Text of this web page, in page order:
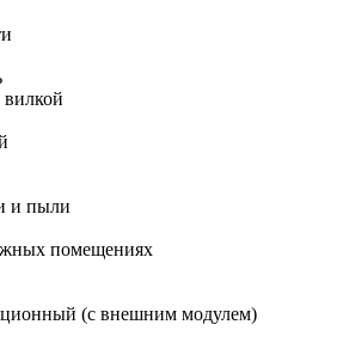
вилкой
и пыли
помещениях
(с внешним модулем)